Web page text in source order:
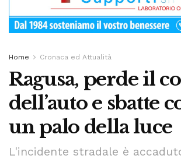
Home Cronaca ed Attualità
Ragusa, perde il
dell’auto e sbatte
un palo della luce
L'incidente stradale è